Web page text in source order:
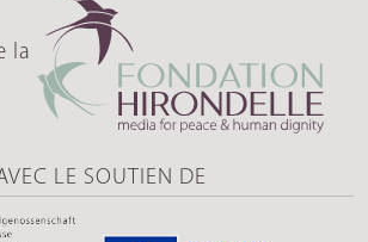
la
LE SOUTIEN DE